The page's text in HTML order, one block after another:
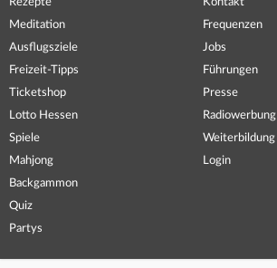
Meditation
Ausflugsziele
Freizeit-Tipps
Ticketshop
Lotto Hessen
Spiele
Mahjong
Backgammon
Quiz
Partys
Frequenzen
Jobs
Führungen
Presse
Radiowerbung
Weiterbildung
Login